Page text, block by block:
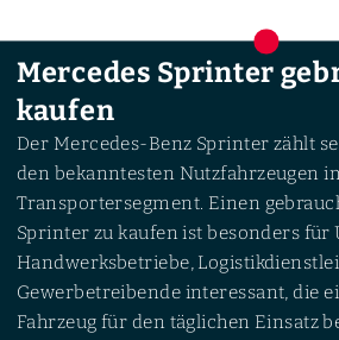
Mercedes Sprinter
kaufen
Der Mercedes-Benz Sprinter zählt
den bekanntesten Nutzfahrzeugen
Transportersegment. Einen
Sprinter zu kaufen ist besonders für
Handwerksbetriebe,
Gewerbetreibende interessant, die
Fahrzeug für den täglichen Einsatz